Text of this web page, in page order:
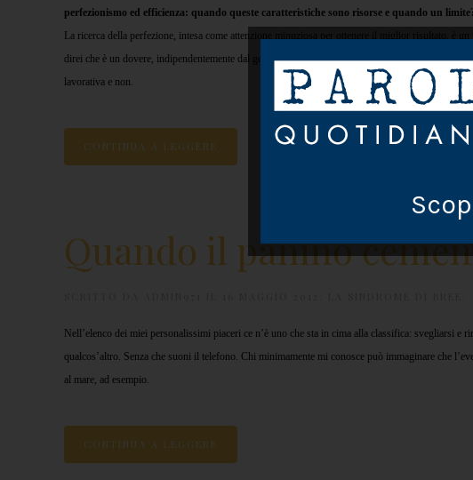
perfezionismo ed efficienza: quando queste caratteristiche sono risorse e quando un
La ricerca della perfezione, intesa come attenzione minuziosa per ottenere il miglior risultato, è
direi che è un dovere, indipendentemente dal genere. Spesso però le donne pretendono troppo
lavorativa e non.
CONTINUA A LEGGERE
Quando il panino
Nell’elenco dei miei personalissimi piaceri ce n’è uno che sta in cima alla classifica: svegliarsi e
qualcos’altro. Senza che suoni il telefono. Chi minimamente mi conosce può immaginare che
al mare, ad esempio.
CONTINUA A LEGGERE